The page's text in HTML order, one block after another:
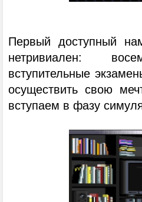
Первый доступный
нетривиален:
вступительные
осуществить свою
вступаем в фазу